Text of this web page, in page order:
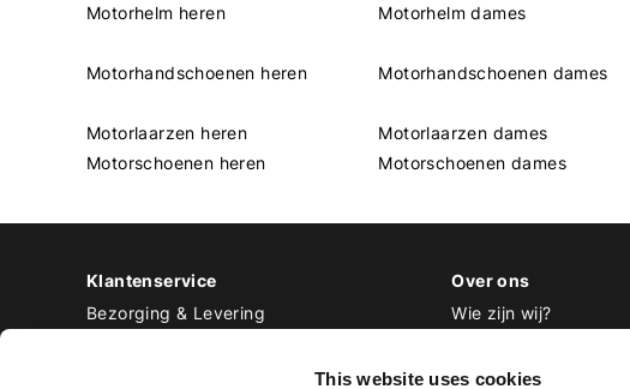
This website uses cookies
Motorhelm heren
Motorhandschoenen heren
Motorlaarzen heren
Motorschoenen heren
Motorhelm dames
Motorhandschoenen dames
Motorlaarzen dames
Motorschoenen dames
Klantenservice
Bezorging & Levering
Over ons
Wie zijn wij?
Werken bij Biker Outfit